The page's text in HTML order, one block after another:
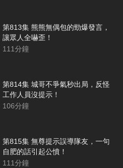
第813集 熊熊無偶包的勁爆發言，
讓眾人全嚇歪！
111分鐘
第814集 城哥不爭氣秒出局，反怪
工作人員沒提示！
106分鐘
第815集 無尊提示誤導隊友，一句
自肥的話引起公憤！
111分鐘